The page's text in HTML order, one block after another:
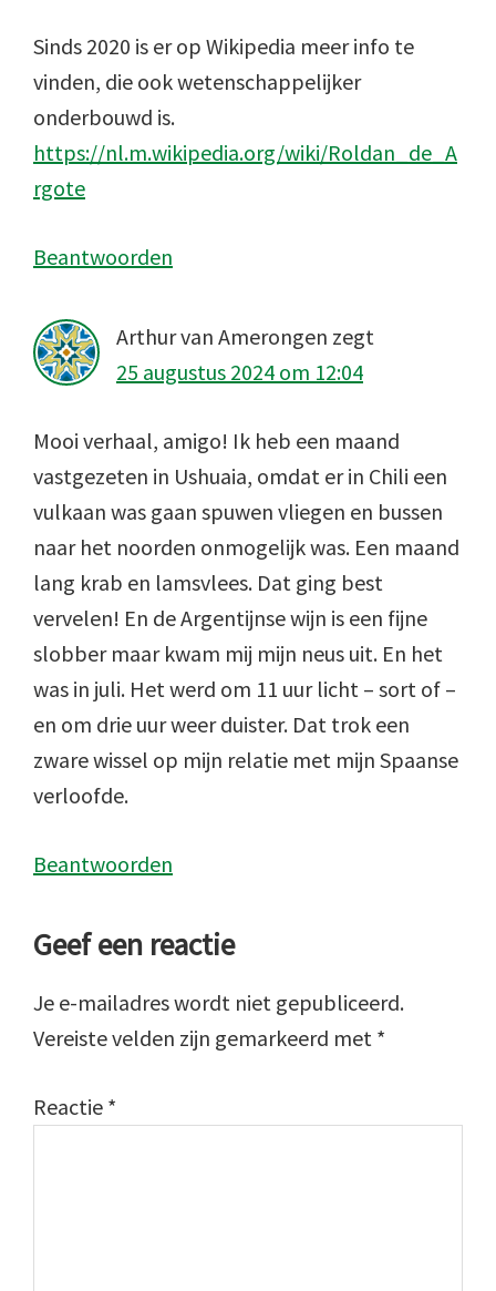
Sinds 2020 is er op Wikipedia meer info te
vinden, die ook wetenschappelijker
onderbouwd is.
https://nl.m.wikipedia.org/wiki/Roldan_de_A
rgote
Beantwoorden
Arthur van Amerongen zegt
25 augustus 2024 om 12:04
Mooi verhaal, amigo! Ik heb een maand
vastgezeten in Ushuaia, omdat er in Chili een
vulkaan was gaan spuwen vliegen en bussen
naar het noorden onmogelijk was. Een maand
lang krab en lamsvlees. Dat ging best
vervelen! En de Argentijnse wijn is een fijne
slobber maar kwam mij mijn neus uit. En het
was in juli. Het werd om 11 uur licht – sort of –
en om drie uur weer duister. Dat trok een
zware wissel op mijn relatie met mijn Spaanse
verloofde.
Beantwoorden
Geef een reactie
Je e-mailadres wordt niet gepubliceerd.
Vereiste velden zijn gemarkeerd met *
Reactie *